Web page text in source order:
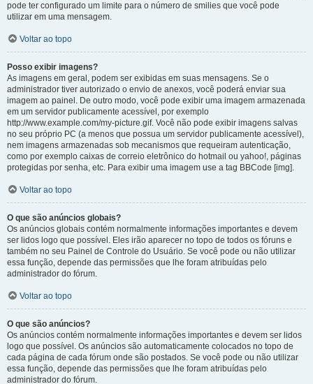
pode ter configurado um limite para o número de smilies que você pode
utilizar em uma mensagem.
Voltar ao topo
Posso exibir imagens?
As imagens em geral, podem ser exibidas em suas mensagens. Se o
administrador tiver autorizado o envio de anexos, você poderá enviar sua
imagem ao painel. De outro modo, você pode exibir uma imagem armazenada
em um servidor publicamente acessível, por exemplo
http://www.example.com/my-picture.gif. Você não pode exibir imagens salvas
no seu próprio PC (a menos que possua um servidor publicamente acessível),
nem imagens armazenadas sob mecanismos que requeiram autenticação,
como por exemplo caixas de correio eletrônico do hotmail ou yahoo!, páginas
protegidas por senha, etc. Para exibir uma imagem use a tag BBCode [img].
Voltar ao topo
O que são anúncios globais?
Os anúncios globais contém normalmente informações importantes e devem
ser lidos logo que possível. Eles irão aparecer no topo de todos os fóruns e
também no seu Painel de Controle do Usuário. Se você pode ou não utilizar
essa função, depende das permissões que lhe foram atribuídas pelo
administrador do fórum.
Voltar ao topo
O que são anúncios?
Os anúncios contém normalmente informações importantes e devem ser lidos
logo que possível. Os anúncios são automaticamente colocados no topo de
cada página de cada fórum onde são postados. Se você pode ou não utilizar
essa função, depende das permissões que lhe foram atribuídas pelo
administrador do fórum.